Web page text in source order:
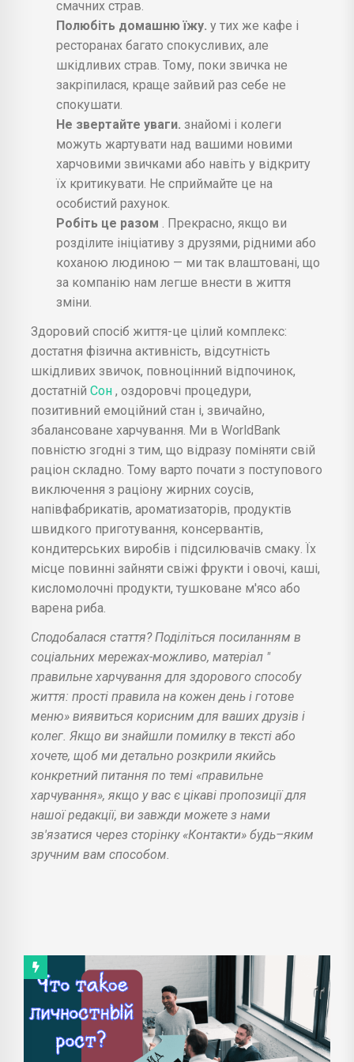
смачних страв.
Полюбіть домашню їжу. у тих же кафе і
ресторанах багато спокусливих, але
шкідливих страв. Тому, поки звичка не
закріпилася, краще зайвий раз себе не
спокушати.
Не звертайте уваги. знайомі і колеги
можуть жартувати над вашими новими
харчовими звичками або навіть у відкриту
їх критикувати. Не сприймайте це на
особистий рахунок.
Робіть це разом . Прекрасно, якщо ви
розділите ініціативу з друзями, рідними або
коханою людиною — ми так влаштовані, що
за компанію нам легше внести в життя
зміни.
Здоровий спосіб життя-це цілий комплекс:
достатня фізична активність, відсутність
шкідливих звичок, повноцінний відпочинок,
достатній Сон , оздоровчі процедури,
позитивний емоційний стан і, звичайно,
збалансоване харчування. Ми в WorldBank
повністю згодні з тим, що відразу поміняти свій
раціон складно. Тому варто почати з поступового
виключення з раціону жирних соусів,
напівфабрикатів, ароматизаторів, продуктів
швидкого приготування, консервантів,
кондитерських виробів і підсилювачів смаку. Їх
місце повинні зайняти свіжі фрукти і овочі, каші,
кисломолочні продукти, тушковане м'ясо або
варена риба.
Сподобалася стаття? Поділіться посиланням в
соціальних мережах-можливо, матеріал "
правильне харчування для здорового способу
життя: прості правила на кожен день і готове
меню» виявиться корисним для ваших друзів і
колег. Якщо ви знайшли помилку в тексті або
хочете, щоб ми детально розкрили якийсь
конкретний питання по темі «правильне
харчування», якщо у вас є цікаві пропозиції для
нашої редакції, ви завжди можете з нами
зв'язатися через сторінку «Контакти» будь–яким
зручним вам способом.